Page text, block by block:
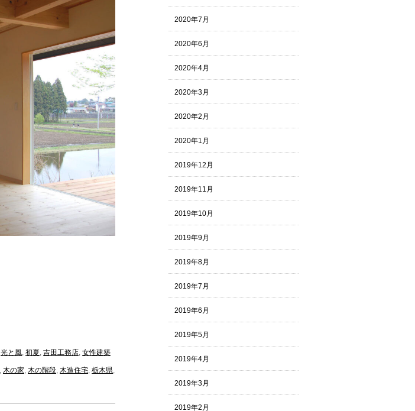
光と風 初夏 吉田工務店 女性建築
木の家 木の階段 木造住宅 栃木県
2020年7月
2020年6月
2020年4月
2020年3月
2020年2月
2020年1月
2019年12月
2019年11月
2019年10月
2019年9月
2019年8月
2019年7月
2019年6月
2019年5月
2019年4月
2019年3月
2019年2月